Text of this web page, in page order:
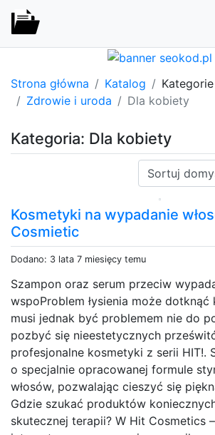
Strona główna Katalog
Kategorie
Zdrowie i uroda
Dla kobiety
Kategoria: Dla kobiety
Sortuj:
Kosmetyki na wypadanie
Cosmietic
Dodano: 3 lata 7 miesięcy temu
Szampon oraz serum przeciw
wspoProblem łysienia może dotknąć
musi jednak być problemem nie do
pozbyć się nieestetycznych
profesjonalne kosmetyki z serii HIT!.
o specjalnie opracowanej formule
włosów, pozwalając cieszyć się
Gdzie szukać produktów
skutecznej terapii? W Hit Cosmetics